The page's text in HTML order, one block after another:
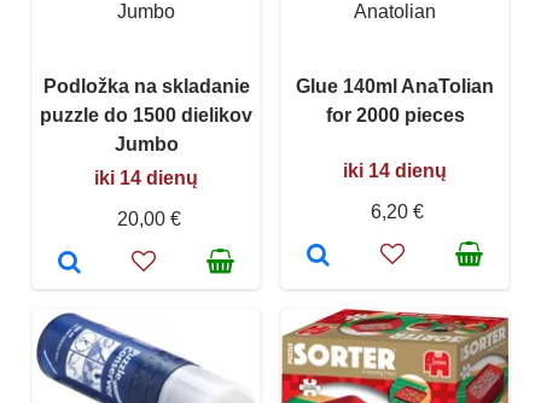
Jumbo
Podložka na skladanie
puzzle do 1500 dielikov
Jumbo
iki 14 dienų
20,00 €
Anatolian
Glue 140ml AnaTolian
for 2000 pieces
iki 14 dienų
6,20 €